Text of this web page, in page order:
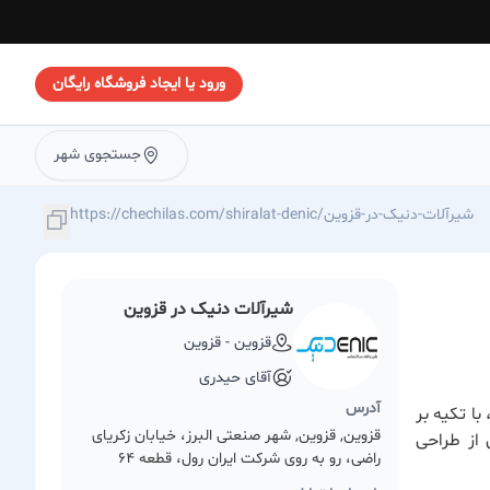
ورود یا ایجاد فروشگاه رایگان
جستجوی شهر
https://chechilas.com/shiralat-denic/شیرآلات-دنیک-در-قزوین
تکیه بر
از طراحی
شیرآلات دنیک در قزوین
قزوین - قزوین
آقای حیدری
آدرس
قزوین, قزوین, شهر صنعتی البرز، خیابان زکریای
راضی، رو به روی شرکت ایران رول، قطعه 64